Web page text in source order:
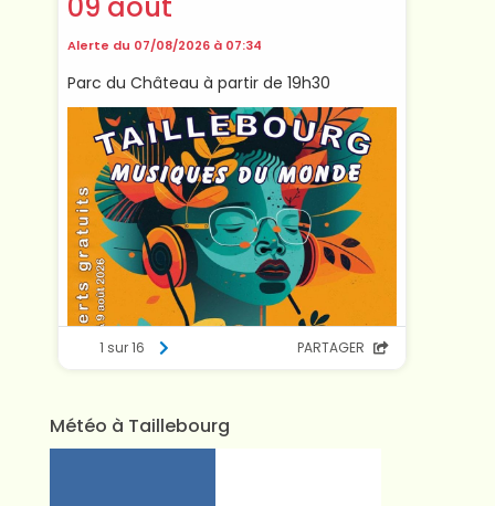
Météo à Taillebourg